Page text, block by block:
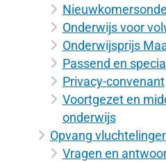
Onderwijs voor
Onderwijsprijs
Passend en
Privacy-convenant
Voortgezet en
onderwijs
Opvang
Vragen en